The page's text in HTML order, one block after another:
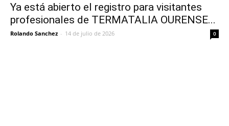
Ya está abierto el registro para visitantes
profesionales de TERMATALIA OURENSE...
Rolando Sanchez - 14 de julio de 2026 0